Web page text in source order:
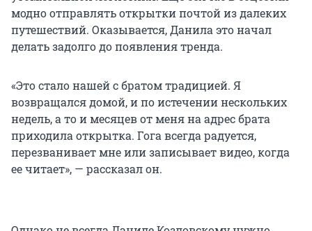
модно отправлять открытки почтой из далеких
путешествий. Оказывается, Данила это начал
делать задолго до появления тренда.
«Это стало нашей с братом традицией. Я
возвращался домой, и по истечении нескольких
недель, а то и месяцев от меня на адрес брата
приходила открытка. Гога всегда радуется,
перезванивает мне или записывает видео, когда
ее читает», — рассказал он.